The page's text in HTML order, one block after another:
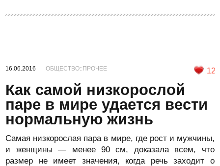
16.06.2016 ОБЩЕСТВО::ПРОЧЕЕ 12
Как самой низкорослой
паре в мире удается вести
нормальную жизнь
Самая низкорослая пара в мире, где рост и мужчины,
и женщины — менее 90 см, доказала всем, что
размер не имеет значения, когда речь заходит о